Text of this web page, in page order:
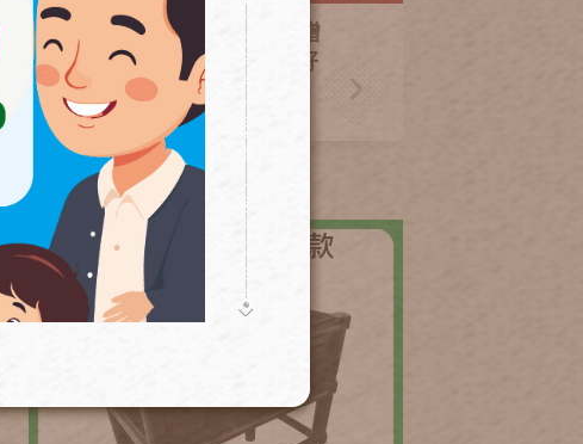
2026特惠-單箱架高一節贈
底排水板+種子...等種植好
禮
NT. 270~370